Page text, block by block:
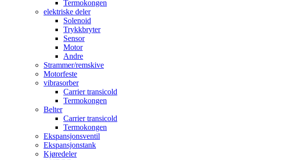
Termokongen
elektriske deler
Solenoid
Trykkbryter
Sensor
Motor
Andre
Strammer/remskive
Motorfeste
vibrasorber
Carrier transicold
Termokongen
Belter
Carrier transicold
Termokongen
Ekspansjonsventil
Ekspansjonstank
Kjøredeler